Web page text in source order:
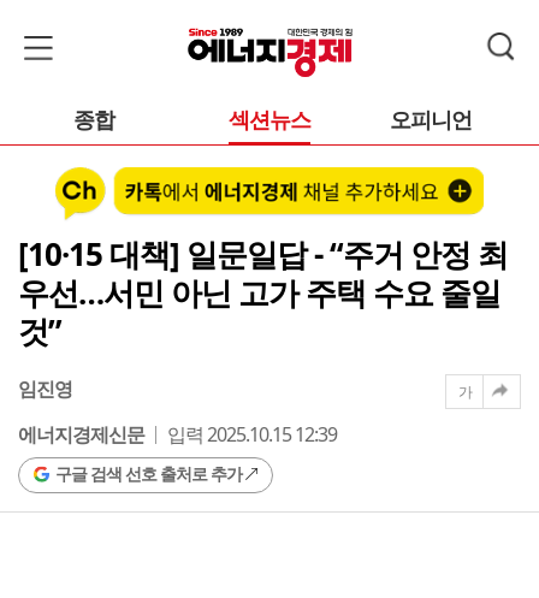
종합 섹션뉴스 오피니언
[10·15 대책] 일문일답 - “주거 안정 최
우선…서민 아닌 고가 주택 수요 줄일
것”
임진영
에너지경제신문
입력 2025.10.15 12:39
구글 검색 선호 출처로 추가
가